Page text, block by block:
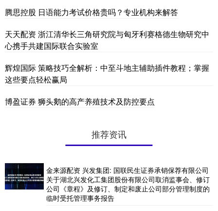
腾思控股 日语能力考试价格贵吗？专业机构来解答
天天配资 浙江清华长三角研究院与匈牙利赛格德生物研究中
心携手共建国际联合实验室
辉煌国际 策略技巧全解析：中至斗地主辅助插件教程；掌握
这些要点轻松赢局
博盈证券 狮头鹅的高产养殖技术及防控要点
推荐资讯
金来源配资 兴发集团: 国联民生证券承销保荐有限公司
关于湖北兴发化工集团股份有限公司取消监事会、修订
公司《章程》及修订、制定和废止公司部分管理制度的
临时受托管理事务报告